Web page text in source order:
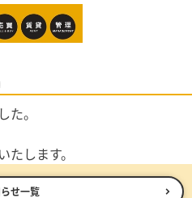
。
します。
せ一覧